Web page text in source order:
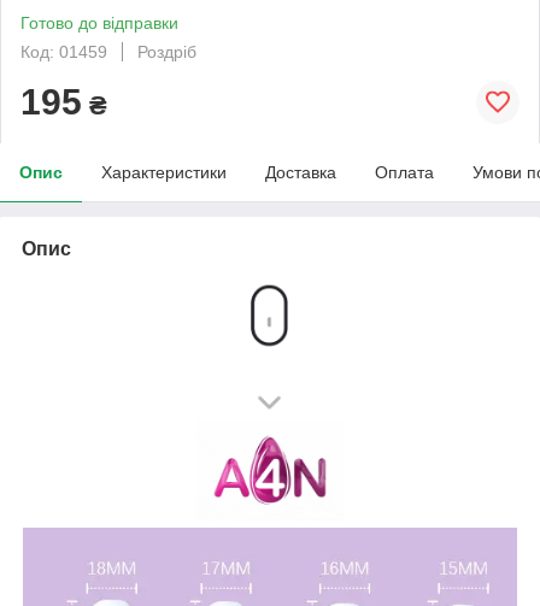
Готово до відправки
Код: 01459
Роздріб
195 ₴
Опис Характеристики Доставка Оплата Умови
Опис